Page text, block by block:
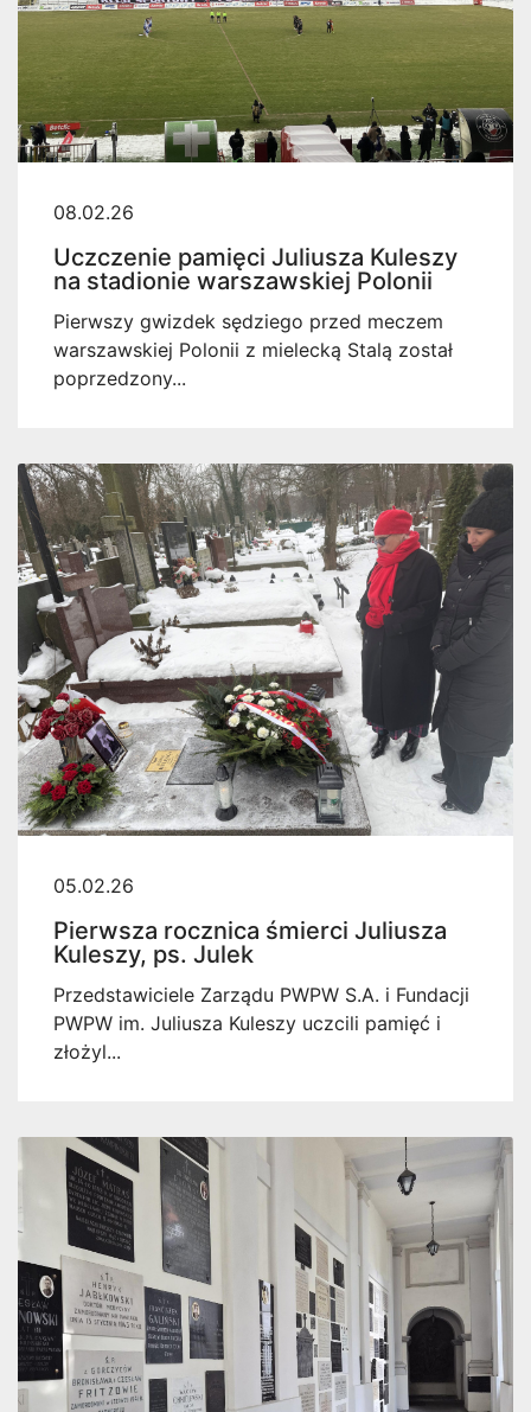
08.02.26
Uczczenie pamięci Juliusza Kuleszy
na stadionie warszawskiej Polonii
Pierwszy gwizdek sędziego przed meczem
warszawskiej Polonii z mielecką Stalą został
poprzedzony...
05.02.26
Pierwsza rocznica śmierci Juliusza
Kuleszy, ps. Julek
Przedstawiciele Zarządu PWPW S.A. i Fundacji
PWPW im. Juliusza Kuleszy uczcili pamięć i
złożyl...